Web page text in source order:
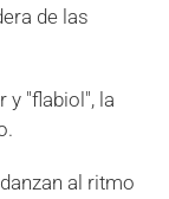
de las
y "flabiol", la
al ritmo